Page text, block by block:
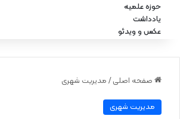
حوزه علمیه
یادداشت
عکس و ویدئو
صفحه اصلی / مدیریت شهری
مدیریت شهری